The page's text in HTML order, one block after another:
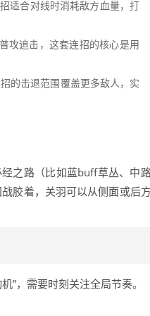
适合对线时消耗敌方血量，打
追击，这套连招的核心是用
的击退范围覆盖更多敌人，实
之路（比如蓝buff草丛、中
胶着，关羽可以从侧面或后
”，需要时刻关注全局节奏。